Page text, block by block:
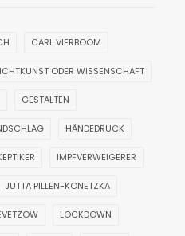
CARL VIERBOOM
ODER WISSENSCHAFT
GESTALTEN
HÄNDEDRUCK
IMPFVERWEIGERER
JUTTA PILLEN-KONETZKA
LOCKDOWN